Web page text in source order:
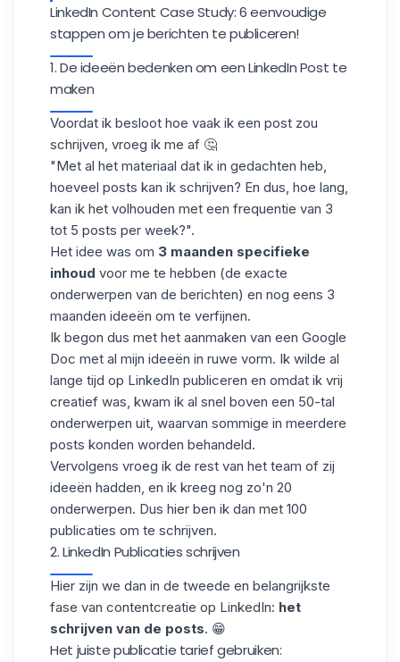
LinkedIn Content Case Study: 6 eenvoudige
stappen om je berichten te publiceren!
1. De ideeën bedenken om een LinkedIn Post te
maken
Voordat ik besloot hoe vaak ik een post zou
schrijven, vroeg ik me af 🤔
"Met al het materiaal dat ik in gedachten heb,
hoeveel posts kan ik schrijven? En dus, hoe lang,
kan ik het volhouden met een frequentie van 3
tot 5 posts per week?".
Het idee was om 3 maanden specifieke
inhoud voor me te hebben (de exacte
onderwerpen van de berichten) en nog eens 3
maanden ideeën om te verfijnen.
Ik begon dus met het aanmaken van een Google
Doc met al mijn ideeën in ruwe vorm. Ik wilde al
lange tijd op LinkedIn publiceren en omdat ik vrij
creatief was, kwam ik al snel boven een 50-tal
onderwerpen uit, waarvan sommige in meerdere
posts konden worden behandeld.
Vervolgens vroeg ik de rest van het team of zij
ideeën hadden, en ik kreeg nog zo'n 20
onderwerpen. Dus hier ben ik dan met 100
publicaties om te schrijven.
2. LinkedIn Publicaties schrijven
Hier zijn we dan in de tweede en belangrijkste
fase van contentcreatie op LinkedIn: het
schrijven van de posts. 😁
Het juiste publicatie tarief gebruiken: